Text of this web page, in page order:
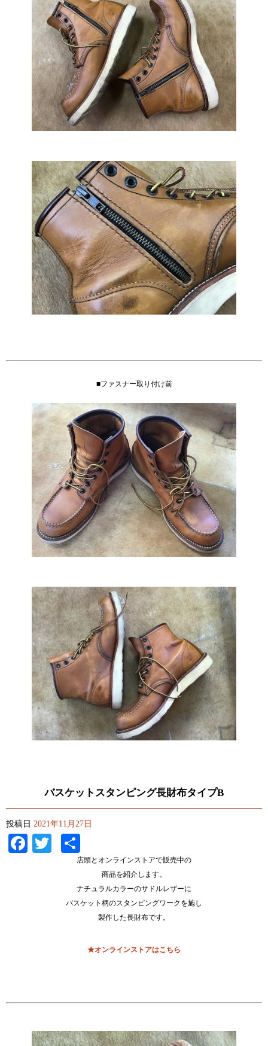
■ファスナー取り付け前
バスケットスタンピング長財布タイプB
投稿日 2021年11月27日
Facebook
Twitter
有
店頭とオンラインストアで販売中の
商品を紹介します。
ナチュラルカラーのサドルレザーに
バスケット柄のスタンピングワークを施し
製作した長財布です。
★オンラインストアはこちら